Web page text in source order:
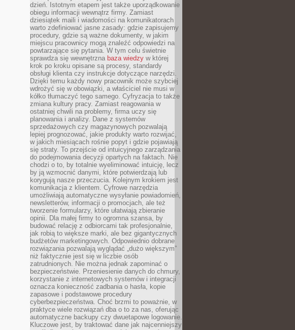
dzień. Istotnym etapem jest także uporządkowanie
obiegu informacji wewnątrz firmy. Zamiast
dziesiątek maili i wiadomości na komunikatorach
warto zdefiniować jasne zasady: gdzie zapisujemy
procedury, gdzie są ważne dokumenty, w jakim
miejscu pracownicy mogą znaleźć odpowiedzi na
powtarzające się pytania. W tym celu świetnie
sprawdza się wewnętrzna baza wiedzy w której
krok po kroku opisane są procesy, standardy
obsługi klienta czy instrukcje dotyczące narzędzi.
Dzięki temu każdy nowy pracownik może szybciej
wdrożyć się w obowiązki, a właściciel nie musi w
kółko tłumaczyć tego samego. Cyfryzacja to także
zmiana kultury pracy. Zamiast reagowania w
ostatniej chwili na problemy, firma uczy się
planowania i analizy. Dane z systemów
sprzedażowych czy magazynowych pozwalają
lepiej prognozować, jakie produkty warto rozwijać,
w jakich miesiącach rośnie popyt i gdzie pojawiają
się straty. To przejście od intuicyjnego zarządzania
do podejmowania decyzji opartych na faktach. Nie
chodzi o to, by totalnie wyeliminować intuicję, lecz
by ją wzmocnić danymi, które potwierdzają lub
korygują nasze przeczucia. Kolejnym krokiem jest
komunikacja z klientem. Cyfrowe narzędzia
umożliwiają automatyczne wysyłanie powiadomień,
newsletterów, informacji o promocjach, ale też
tworzenie formularzy, które ułatwiają zbieranie
opinii. Dla małej firmy to ogromna szansa, by
budować relację z odbiorcami tak profesjonalnie,
jak robią to większe marki, ale bez gigantycznych
budżetów marketingowych. Odpowiednio dobrane
rozwiązania pozwalają wyglądać „dużo większym”
niż faktycznie jest się w liczbie osób
zatrudnionych. Nie można jednak zapominać o
bezpieczeństwie. Przeniesienie danych do chmury,
korzystanie z internetowych systemów i integracji
oznacza konieczność zadbania o hasła, kopie
zapasowe i podstawowe procedury
cyberbezpieczeństwa. Choć brzmi to poważnie, w
praktyce wiele rozwiązań dba o to za nas, oferując
automatyczne backupy czy dwuetapowe logowanie.
Kluczowe jest, by traktować dane jak najcenniejszy